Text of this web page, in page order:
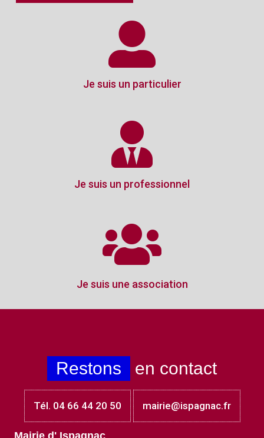
Je suis un particulier
Je suis un professionnel
Je suis une association
Restons en contact
Tél. 04 66 44 20 50 mairie@ispagnac.fr
Mairie d' Ispagnac